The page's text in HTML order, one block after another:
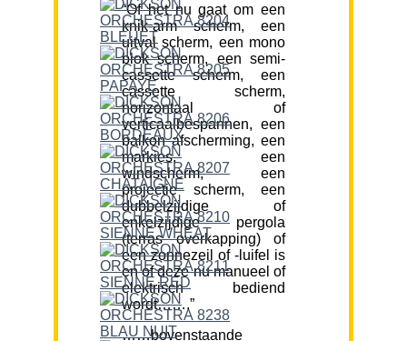
“Of het nu gaat om een
knik-arm scherm, een
uitval scherm, een mono
blok scherm, een semi-
cassette scherm, een
cassette scherm,
horizontaal of
verticaalbespannen, een
balkon afscherming, een
markies, een
windscherm, een
projectie scherm, een
dubbelzijdige of
enkelzijdige pergola
(terras overkapping) of
een zonnezeil of -luifel is
en of deze nu manueel of
elektrisch bediend
wordt…….”
……bovenstaande